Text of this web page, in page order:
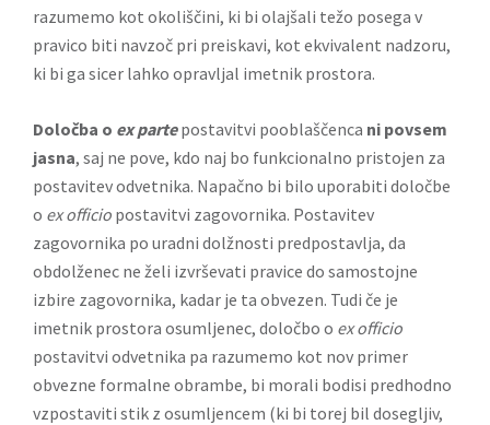
razumemo kot okoliščini, ki bi olajšali težo posega v
pravico biti navzoč pri preiskavi, kot ekvivalent nadzoru,
ki bi ga sicer lahko opravljal imetnik prostora.
Določba o ex parte postavitvi pooblaščenca ni povsem
jasna, saj ne pove, kdo naj bo funkcionalno pristojen za
postavitev odvetnika. Napačno bi bilo uporabiti določbe
o ex officio postavitvi zagovornika. Postavitev
zagovornika po uradni dolžnosti predpostavlja, da
obdolženec ne želi izvrševati pravice do samostojne
izbire zagovornika, kadar je ta obvezen. Tudi če je
imetnik prostora osumljenec, določbo o ex officio
postavitvi odvetnika pa razumemo kot nov primer
obvezne formalne obrambe, bi morali bodisi predhodno
vzpostaviti stik z osumljencem (ki bi torej bil dosegljiv,